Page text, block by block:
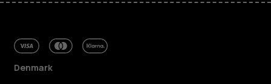
Denmark